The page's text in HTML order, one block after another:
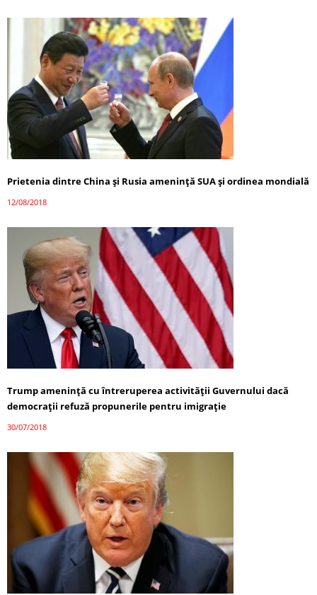
Prietenia dintre China şi Rusia ameninţă SUA şi ordinea mondială
12/08/2018
Trump ameninţă cu întreruperea activităţii Guvernului dacă
democraţii refuză propunerile pentru imigraţie
30/07/2018